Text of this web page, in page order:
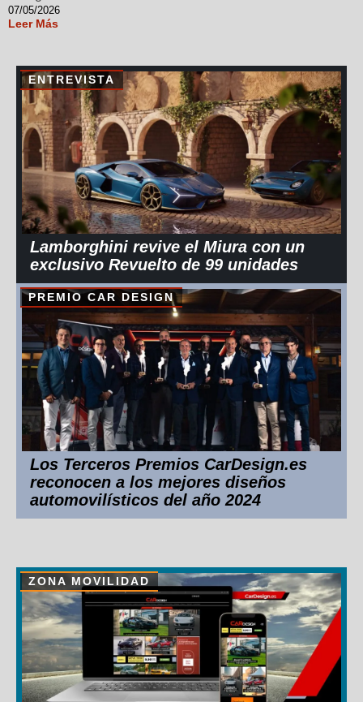
07/05/2026
Leer Más
ENTREVISTA
Lamborghini revive el Miura con un
exclusivo Revuelto de 99 unidades
PREMIO CAR DESIGN
Los Terceros Premios CarDesign.es
reconocen a los mejores diseños
automovilísticos del año 2024
ZONA MOVILIDAD